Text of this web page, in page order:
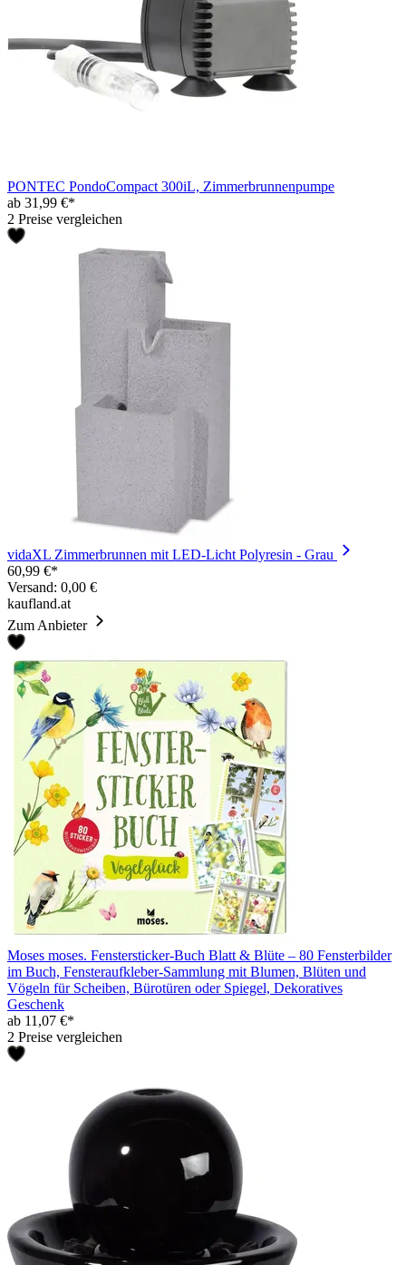
PONTEC PondoCompact 300iL, Zimmerbrunnenpumpe
ab 31,99 €*
2 Preise vergleichen
vidaXL Zimmerbrunnen mit LED-Licht Polyresin - Grau
60,99 €*
Versand: 0,00 €
kaufland.at
Zum Anbieter
Moses moses. Fenstersticker-Buch Blatt & Blüte – 80 Fensterbilder
im Buch, Fensteraufkleber-Sammlung mit Blumen, Blüten und
Vögeln für Scheiben, Bürotüren oder Spiegel, Dekoratives
Geschenk
ab 11,07 €*
2 Preise vergleichen